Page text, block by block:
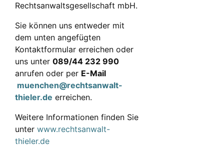
Rechtsanwaltsgesellschaft mbH.
Sie können uns entweder mit
dem unten angefügten
Kontaktformular erreichen oder
uns unter 089/44 232 990
anrufen oder per E-Mail
muenchen@rechtsanwalt-
thieler.de erreichen.
Weitere Informationen finden Sie
unter www.rechtsanwalt-
thieler.de